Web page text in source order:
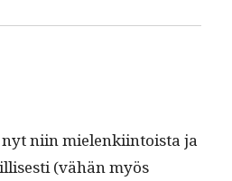
niin mie­lenki­in­toista ja
(vähän myös